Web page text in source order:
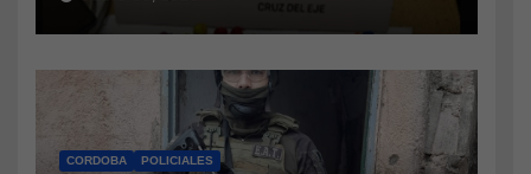
marihuana a la cárcel
CORDOBA POLICIALES